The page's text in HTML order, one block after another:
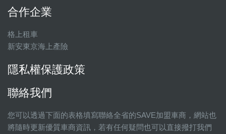
合作企業
格上租車
新安東京海上產險
隱私權保護政策
聯絡我們
您可以透過下面的表格填寫聯絡全省的SAVE加盟車商，網站也
將隨時更新優質車商資訊，若有任何疑問也可以直接撥打我們